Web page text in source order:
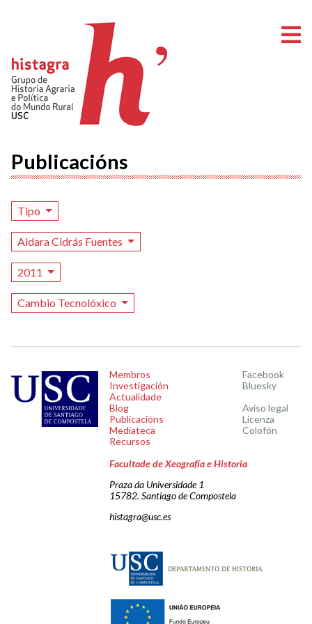
Publicacións
Tipo
Aldara Cidrás Fuentes
2011
Cambio Tecnolóxico
Membros
Investigación
Actualidade
Blog
Publicacións
Mediateca
Recursos
Facebook
Bluesky
Aviso legal
Licenza
Colofón
Facultade de Xeografía e Historia
Praza da Universidade 1
15782. Santiago de Compostela
histagra@usc.es